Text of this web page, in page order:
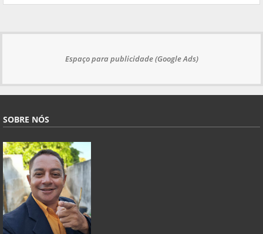
Espaço para publicidade (Google Ads)
SOBRE NÓS